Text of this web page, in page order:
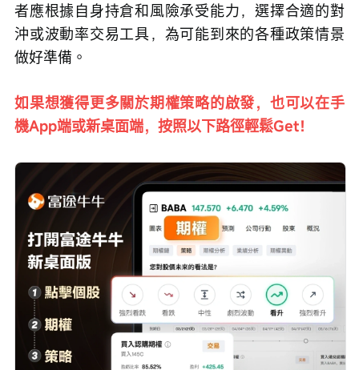
者應根據自身持倉和風險承受能力，選擇合適的對
沖或波動率交易工具，為可能到來的各種政策情景
做好準備。
如果想獲得更多關於期權策略的啟發，也可以在手
機App端或新桌面端，按照以下路徑輕鬆Get！